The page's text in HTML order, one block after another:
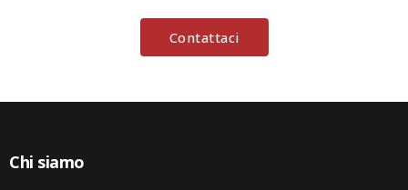
Contattaci
Chi siamo